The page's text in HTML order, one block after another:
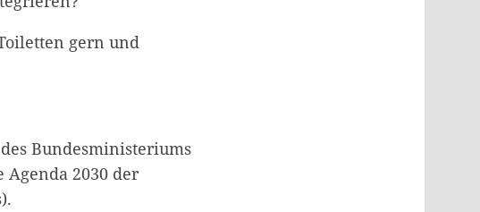
gern und
Bundesministeriums
2030 der